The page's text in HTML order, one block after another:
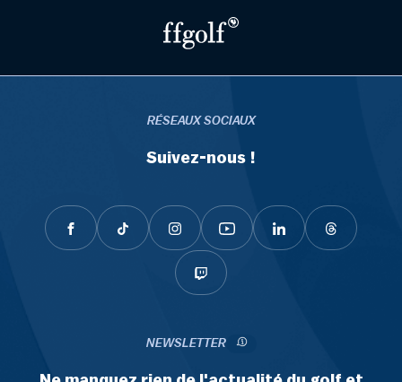
RÉSEAUX SOCIAUX
Suivez-nous !
NEWSLETTER